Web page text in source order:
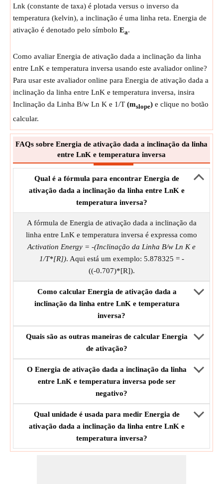
Lnk (constante de taxa) é plotada versus o inverso da
temperatura (kelvin), a inclinação é uma linha reta. Energia de
ativação é denotado pelo símbolo Ea.
Como avaliar Energia de ativação dada a inclinação da linha
entre LnK e temperatura inversa usando este avaliador online?
Para usar este avaliador online para Energia de ativação dada a
inclinação da linha entre LnK e temperatura inversa, insira
Inclinação da Linha B/w Ln K e 1/T (mslope) e clique no botão
calcular.
FAQs sobre Energia de ativação dada a inclinação da linha
entre LnK e temperatura inversa
Qual é a fórmula para encontrar Energia de
ativação dada a inclinação da linha entre LnK e
temperatura inversa?
A fórmula de Energia de ativação dada a inclinação da
linha entre LnK e temperatura inversa é expressa como
Activation Energy = -(Inclinação da Linha B/w Ln K e
1/T*[R]). Aqui está um exemplo: 5.878325 = -
((-0.707)*[R]).
Como calcular Energia de ativação dada a
inclinação da linha entre LnK e temperatura
inversa?
Quais são as outras maneiras de calcular Energia
de ativação?
O Energia de ativação dada a inclinação da linha
entre LnK e temperatura inversa pode ser
negativo?
Qual unidade é usada para medir Energia de
ativação dada a inclinação da linha entre LnK e
temperatura inversa?